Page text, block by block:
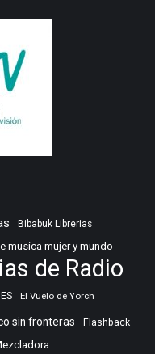
Bibabuk Librerias
musica mujer y mundo
de Radio
El Vuelo de Yorch
sin fronteras Flashback